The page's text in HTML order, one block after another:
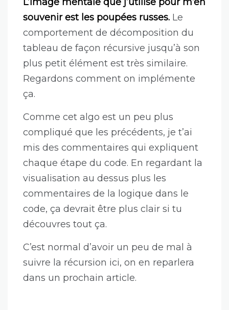
souvenir est les poupées russes. Le
comportement de décomposition du
tableau de façon récursive jusqu’à son
plus petit élément est très similaire.
Regardons comment on implémente
ça.
Comme cet algo est un peu plus
compliqué que les précédents, je t’ai
mis des commentaires qui expliquent
chaque étape du code. En regardant la
visualisation au dessus plus les
commentaires de la logique dans le
code, ça devrait être plus clair si tu
découvres tout ça.
C’est normal d’avoir un peu de mal à
suivre la récursion ici, on en reparlera
dans un prochain article.